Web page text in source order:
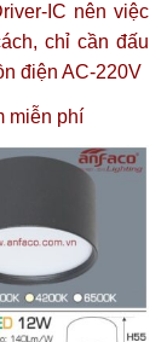
IC nên việc
chỉ cần đấu
điện AC-220V
miễn phí